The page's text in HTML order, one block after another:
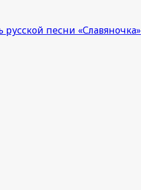
песни «Славяночка»